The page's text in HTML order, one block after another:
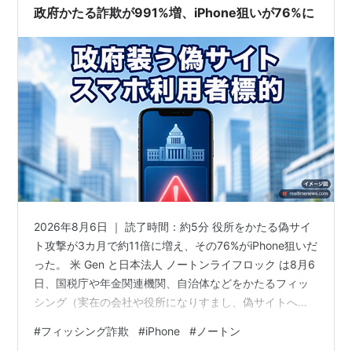
スクリーンショット
ホームボタン＋スリープボタン
通話中にもiPhoneの機能は使用できる
通話中にホームボタンを押せば普通に他の機
能も使える
Webの画像やメールの添付画像を保存
画像を長押し
大文字や数字を簡単に入力
大文字は[↑]キーを押したまま、入力する文
字までずらす
数字は[123]キーで
caps lock(大文字固定)
[↑]キーを２度押し。(環境設定でONにして
から)
Safariでページの一番上までジャンプ
画面上のタスクバー（時計が表示されている
政府かたる詐欺が991%増、iPhone狙いが76%に
2026年8月6日 ｜ 読了時間：約5分 役所をかたる偽サイ
ト攻撃が3カ月で約11倍に増え、その76%がiPhone狙いだ
った。 米 Gen と日本法人 ノートンライフロック は8月6
日、国税庁や年金関連機関、自治体などをかたるフィッ
シング（実在の会社や役所になりすまし、偽サイトへ誘
991 %増だと発表した。 かたられた相手は、これまで詐
#フィッシング詐欺 #iPhone #ノートン